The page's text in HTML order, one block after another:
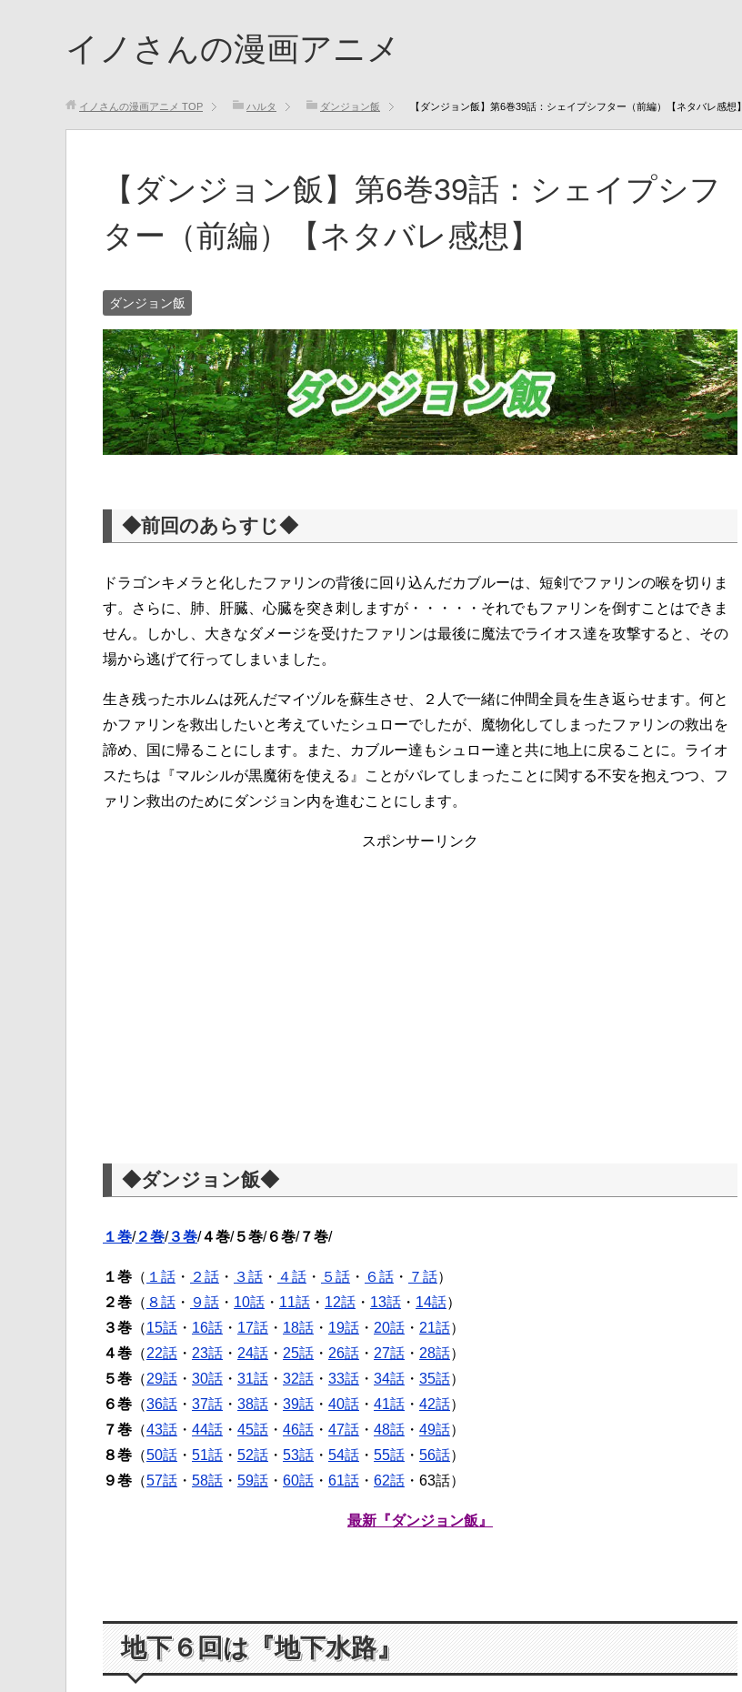
イノさんの漫画アニメ
イノさんの漫画アニメ TOP ハルタ ダンジョン飯 【ダンジョン飯】第6巻39話：シェイプシフター（前編）【ネタバレ感想】
【ダンジョン飯】第6巻39話：シェイプシフ
ター（前編）【ネタバレ感想】
ダンジョン飯
◆前回のあらすじ◆
ドラゴンキメラと化したファリンの背後に回り込んだカブルーは、短剣でファリンの喉を切りま
す。さらに、肺、肝臓、心臓を突き刺しますが・・・・・それでもファリンを倒すことはできま
せん。しかし、大きなダメージを受けたファリンは最後に魔法でライオス達を攻撃すると、その
場から逃げて行ってしまいました。
生き残ったホルムは死んだマイヅルを蘇生させ、２人で一緒に仲間全員を生き返らせます。何と
かファリンを救出したいと考えていたシュローでしたが、魔物化してしまったファリンの救出を
諦め、国に帰ることにします。また、カブルー達もシュロー達と共に地上に戻ることに。ライオ
スたちは『マルシルが黒魔術を使える』ことがバレてしまったことに関する不安を抱えつつ、フ
ァリン救出のためにダンジョン内を進むことにします。
スポンサーリンク
◆ダンジョン飯◆
１巻/２巻/３巻/４巻/５巻/６巻/７巻/
１巻 （ １話 ・ ２話 ・ ３話 ・ ４話 ・ ５話 ・ ６話 ・ ７話）
２巻 （ ８話 ・ ９話 ・ 10話 ・ 11話 ・ 12話 ・ 13話 ・ 14話）
３巻 （15話 ・ 16話 ・ 17話 ・ 18話 ・ 19話 ・ 20話 ・ 21話）
４巻 （22話 ・ 23話 ・ 24話 ・ 25話 ・ 26話 ・ 27話 ・ 28話）
５巻 （29話 ・ 30話 ・ 31話 ・ 32話 ・ 33話 ・ 34話 ・ 35話）
６巻 （36話 ・ 37話 ・ 38話 ・ 39話 ・ 40話 ・ 41話 ・ 42話）
７巻 （43話 ・ 44話 ・ 45話 ・ 46話 ・ 47話 ・ 48話 ・ 49話）
８巻 （50話 ・ 51話 ・ 52話 ・ 53話 ・ 54話 ・ 55話 ・ 56話）
９巻 （57話 ・ 58話 ・ 59話 ・ 60話 ・ 61話 ・ 62話 ・63話）
最新『ダンジョン飯』
地下６回は『地下水路』